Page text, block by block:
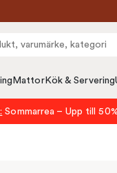
MattorKök & Servering
Sommarrea – Upp till